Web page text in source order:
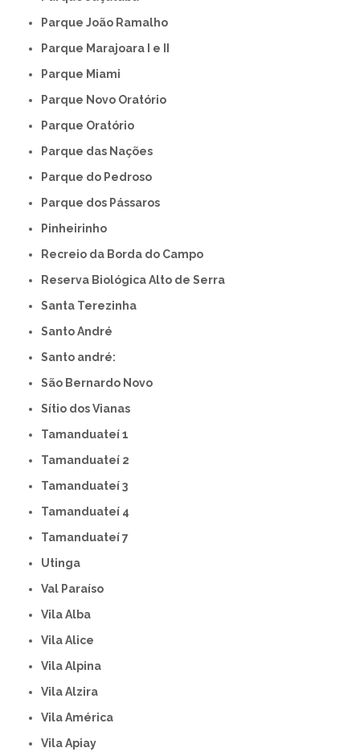
Parque João Ramalho
Parque Marajoara I e II
Parque Miami
Parque Novo Oratório
Parque Oratório
Parque das Nações
Parque do Pedroso
Parque dos Pássaros
Pinheirinho
Recreio da Borda do Campo
Reserva Biológica Alto de Serra
Santa Terezinha
Santo André
Santo andré:
São Bernardo Novo
Sítio dos Vianas
Tamanduateí 1
Tamanduateí 2
Tamanduateí 3
Tamanduateí 4
Tamanduateí 7
Utinga
Val Paraíso
Vila Alba
Vila Alice
Vila Alpina
Vila Alzira
Vila América
Vila Apiay